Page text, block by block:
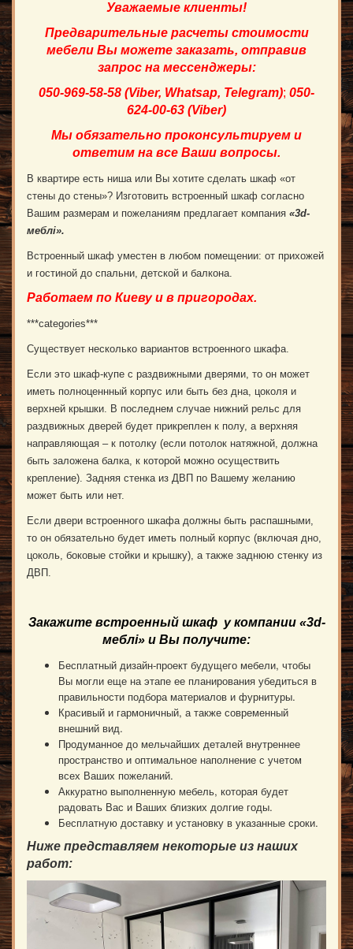
Уважаемые клиенты!
Предварительные расчеты стоимости
мебели Вы можете заказать, отправив
запрос на мессенджеры:
050-969-58-58 (Viber, Whatsap, Telegram); 050-
624-00-63 (Viber)
Мы обязательно проконсультируем и
ответим на все Ваши вопросы.
В квартире есть ниша или Вы хотите сделать шкаф «от
стены до стены»? Изготовить встроенный шкаф согласно
Вашим размерам и пожеланиям предлагает компания «3d-
меблі».
Встроенный шкаф уместен в любом помещении: от прихожей
и гостиной до спальни, детской и балкона.
Работаем по Киеву и в пригородах.
***categories***
Существует несколько вариантов встроенного шкафа.
Если это шкаф-купе с раздвижными дверями, то он может
иметь полноценнный корпус или быть без дна, цоколя и
верхней крышки. В последнем случае нижний рельс для
раздвижных дверей будет прикреплен к полу, а верхняя
направляющая – к потолку (если потолок натяжной, должна
быть заложена балка, к которой можно осуществить
крепление). Задняя стенка из ДВП по Вашему желанию
может быть или нет.
Если двери встроенного шкафа должны быть распашными,
то он обязательно будет иметь полный корпус (включая дно,
цоколь, боковые стойки и крышку), а также заднюю стенку из
ДВП.
Закажите встроенный шкаф у компании «3d-
меблі» и Вы получите:
Бесплатный дизайн-проект будущего мебели, чтобы
Вы могли еще на этапе ее планирования убедиться в
правильности подбора материалов и фурнитуры.
Красивый и гармоничный, а также современный
внешний вид.
Продуманное до мельчайших деталей внутреннее
пространство и оптимальное наполнение с учетом
всех Ваших пожеланий.
Аккуратно выполненную мебель, которая будет
радовать Вас и Ваших близких долгие годы.
Бесплатную доставку и установку в указанные сроки.
Ниже представляем некоторые из наших
работ: